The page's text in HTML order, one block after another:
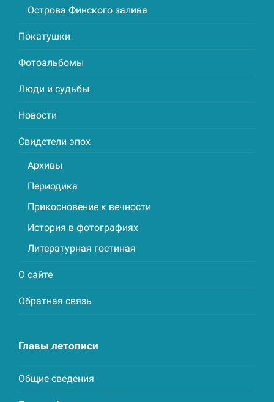
Острова Финского залива
Покатушки
Фотоальбомы
Люди и судьбы
Новости
Свидетели эпох
Архивы
Периодика
Прикосновение к вечности
История в фотографиях
Литературная гостиная
О сайте
Обратная связь
Главы летописи
Общие сведения